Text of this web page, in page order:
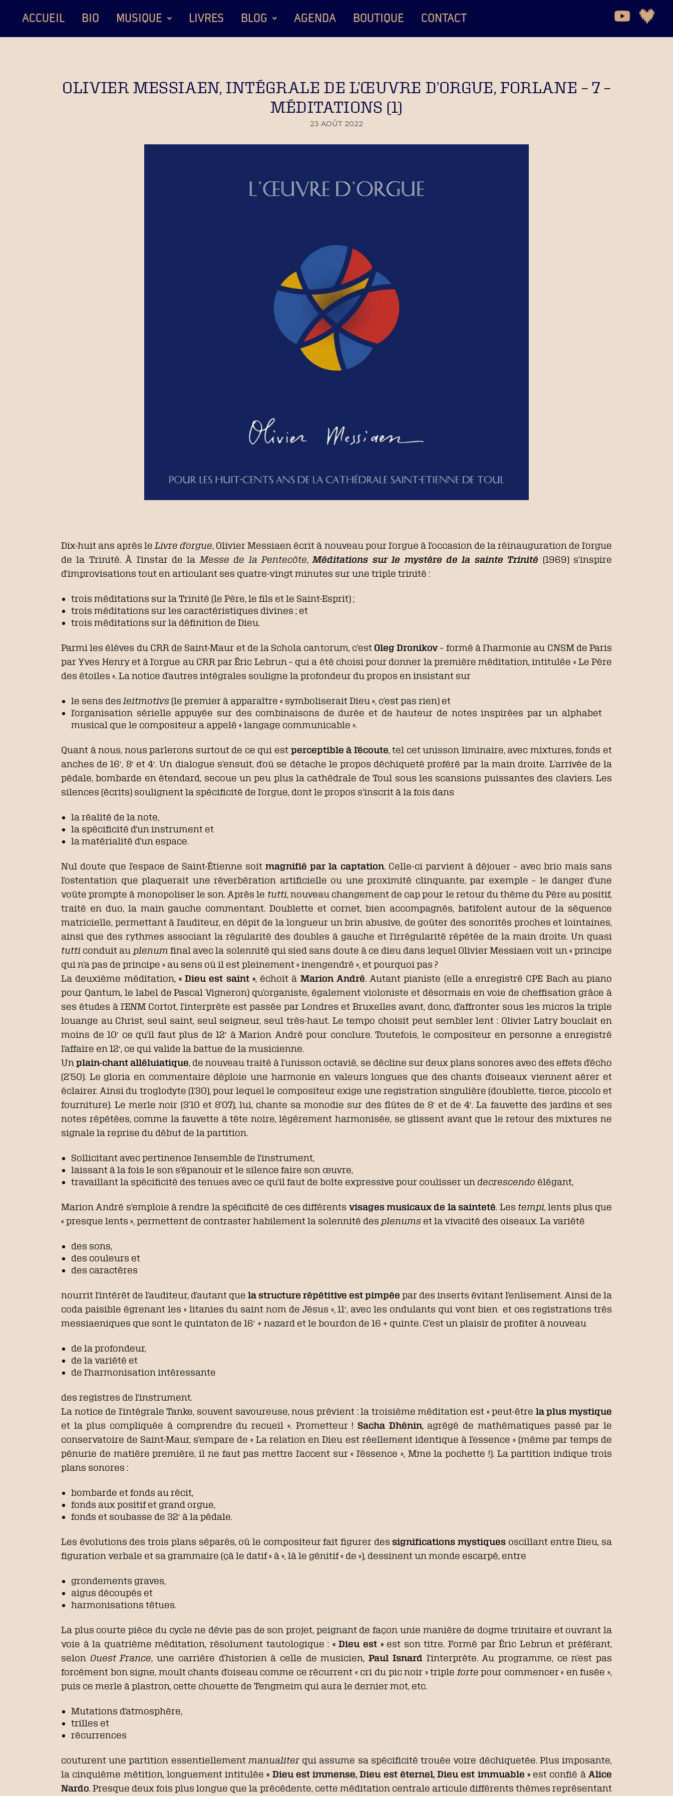
ACCUEIL BIO MUSIQUE LIVRES BLOG AGENDA BOUTIQUE CONTACT
OLIVIER MESSIAEN, INTÉGRALE DE L’ŒUVRE D’ORGUE, FORLANE – 7 –
MÉDITATIONS (1)
23 AOÛT 2022
Dix-huit ans après le Livre d’orgue , Olivier Messiaen écrit à nouveau pour l’orgue à l’occasion de la réinauguration de l’orgue
de la Trinité. À l’instar de la Messe de la Pentecôte Méditations sur le mystère de la sainte Trinité (1969) s’inspire
d’improvisations tout en articulant ses quatre-vingt minutes sur une triple trinité :
trois méditations sur la Trinité (le Père, le fils et le Saint-Esprit) ;
trois méditations sur les caractéristiques divines ; et
trois méditations sur la définition de Dieu.
Parmi les élèves du CRR de Saint-Maur et de la Schola cantorum, c’est Oleg Dronikov– formé à l’harmonie au CNSM de Paris
par Yves Henry et à l’orgue au CRR par Éric Lebrun – qui a été choisi pour donner la première méditation, intitulée « Le Père
des étoiles ». La notice d’autres intégrales souligne la profondeur du propos en insistant sur
le sens des leitmotivs (le premier à apparaître « symboliserait Dieu », c’est pas rien) et
l’organisation sérielle appuyée sur des combinaisons de durée et de hauteur de notes inspirées par un alphabet
musical que le compositeur a appelé « langage communicable ».
Quant à nous, nous parlerons surtout de ce qui est perceptible à l’écoute , tel cet unisson liminaire, avec mixtures, fonds et
anches de 16′, 8′ et 4′. Un dialogue s’ensuit, d’où se détache le propos déchiqueté proféré par la main droite. L’arrivée de la
pédale, bombarde en étendard, secoue un peu plus la cathédrale de Toul sous les scansions puissantes des claviers. Les
silences (écrits) soulignent la spécificité de l’orgue, dont le propos s’inscrit à la fois dans
la réalité de la note,
la spécificité d’un instrument et
la matérialité d’un espace.
Nul doute que l’espace de Saint-Étienne soitmagnifié par la captation . Celle-ci parvient à déjouer – avec brio mais sans
l’ostentation que plaquerait une réverbération artificielle ou une proximité clinquante, par exemple – le danger d’une
voûte prompte à monopoliser le son. Après le tutti, nouveau changement de cap pour le retour du thème du Père au positif,
traité en duo, la main gauche commentant. Doublette et cornet, bien accompagnés, batifolent autour de la séquence
matricielle, permettant à l’auditeur, en dépit de la longueur un brin abusive, de goûter des sonorités proches et lointaines,
ainsi que des rythmes associant la régularité des doubles à gauche et l’irrégularité répétée de la main droite. Un quasi
tutti conduit au plenum final avec la solennité qui sied sans doute à ce dieu dans lequel Olivier Messiaen voit un « principe
qui n’a pas de principe » au sens où il est pleinement « inengendré », et pourquoi pas ?
La deuxième méditation, « Dieu est saint », échoit à Marion André . Autant pianiste (elle a enregistré CPE Bach au piano
pour Qantum, le label de Pascal Vigneron) qu’organiste, également violoniste et désormais en voie de cheffisation grâce à
ses études à l’ENM Cortot, l’interprète est passée par Londres et Bruxelles avant, donc, d’affronter sous les micros la triple
louange au Christ, seul saint, seul seigneur, seul très-haut. Le tempo choisit peut sembler lent : Olivier Latry bouclait en
moins de 10′ ce qu’il faut plus de 12′ à Marion André pour conclure. Toutefois, le compositeur en personne a enregistré
l’affaire en 12′, ce qui valide la battue de la musicienne.
Unplain-chant alléluiatique , de nouveau traité à l’unisson octavié, se décline sur deux plans sonores avec des effets d’écho
(2’50). Le gloria en commentaire déploie une harmonie en valeurs longues que des chants d’oiseaux viennent aérer et
éclairer. Ainsi du troglodyte (1’30), pour lequel le compositeur exige une registration singulière (doublette, tierce, piccolo et
fourniture). Le merle noir (3’10 et 8’07), lui, chante sa monodie sur des flûtes de 8′ et de 4′. La fauvette des jardins et ses
notes répétées, comme la fauvette à tête noire, légèrement harmonisée, se glissent avant que le retour des mixtures ne
signale la reprise du début de la partition.
Sollicitant avec pertinence l’ensemble de l’instrument,
laissant à la fois le son s’épanouir et le silence faire son œuvre,
travaillant la spécificité des tenues avec ce qu’il faut de boîte expressive pour coulisser un decrescendo élégant,
Marion André s’emploie à rendre la spécificité de ces différents visages musicaux de la sainteté . Les tempi, lents plus que
« presque lents », permettent de contraster habilement la solennité des plenums et la vivacité des oiseaux. La variété
des sons,
des couleurs et
des caractères
nourrit l’intérêt de l’auditeur, d’autant que la structure répétitive est pimpée par des inserts évitant l’enlisement. Ainsi de la
coda paisible égrenant les « litanies du saint nom de Jésus », 11′, avec les ondulants qui vont bien et ces registrations très
messiaeniques que sont le quintaton de 16′ + nazard et le bourdon de 16 + quinte. C’est un plaisir de profiter à nouveau
de la profondeur,
de la variété et
de l’harmonisation intéressante
des registres de l’instrument.
La notice de l’intégrale Tanke, souvent savoureuse, nous prévient : la troisième méditation est « peut-être la plus mystique
et la plus compliquée à comprendre du recueil ». Prometteur ! Sacha Dhénin , agrégé de mathématiques passé par le
conservatoire de Saint-Maur, s’empare de « La relation en Dieu est réellement identique à l’essence » (même par temps de
pénurie de matière première, il ne faut pas mettre l’accent sur « l’éssence », Mme la pochette !). La partition indique trois
plans sonores :
bombarde et fonds au récit,
fonds aux positif et grand orgue,
fonds et soubasse de 32′ à la pédale.
Les évolutions des trois plans séparés, où le compositeur fait figurer dessignifications mystiques oscillant entre Dieu, sa
figuration verbale et sa grammaire (çà le datif « à », là le génitif « de »), dessinent un monde escarpé, entre
grondements graves,
aigus découpés et
harmonisations têtues.
La plus courte pièce du cycle ne dévie pas de son projet, peignant de façon unie manière de dogme trinitaire et ouvrant la
voie à la quatrième méditation, résolument tautologique : « Dieu est »est son titre. Formé par Éric Lebrun et préférant,
selon Ouest France , une carrière d’historien à celle de musicien,Paul Isnard l’interprète. Au programme, ce n’est pas
forcément bon signe, moult chants d’oiseau comme ce récurrent « cri du pic noir » triple forte pour commencer « en fusée »,
puis ce merle à plastron, cette chouette de Tengmeim qui aura le dernier mot, etc.
Mutations d’atmosphère,
trilles et
récurrences
couturent une partition essentiellement manualiter qui assume sa spécificité trouée voire déchiquetée. Plus imposante,
la cinquième métition, longuement intitulée« Dieu est immense, Dieu est éternel, Dieu est immuable »est confié à Alice
Nardo . Presque deux fois plus longue que la précédente, cette méditation centrale articule différents thèmes représentant